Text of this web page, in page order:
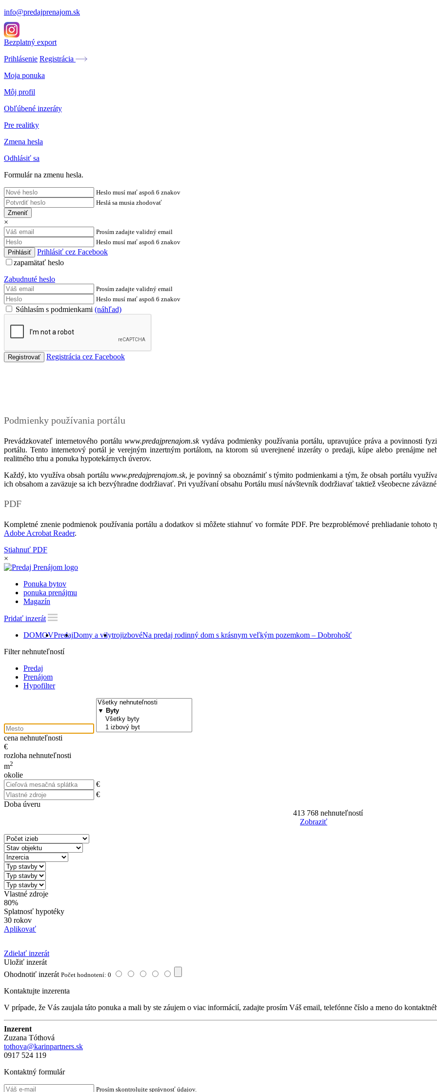
info@predajprenajom.sk
Bezplatný export
Prihlásenie Registrácia
Moja ponuka
Môj profil
Obľúbené inzeráty
Pre realitky
Zmena hesla
Odhlásiť sa
Formulár na zmenu hesla.
Heslo musí mať aspoň 6 znakov
Heslá sa musia zhodovať
Zmeniť
×
Prosím zadajte validný email
Heslo musí mať aspoň 6 znakov
Prihlásiť cez Facebook
zapamätať heslo
Zabudnuté heslo
Prosím zadajte validný email
Heslo musí mať aspoň 6 znakov
Súhlasím s podmienkami (náhľad)
Registrácia cez Facebook
Podmienky používania portálu
Prevádzkovateľ internetového portáluwww.predajprenajom.skvydáva podmienky používania portálu, upravujúce práva a povinnosti
portálu. Tento internetový portál je verejným inzertným portálom, na ktorom sú uverejnené inzeráty o predaji, kúpe alebo prenájme
realitného trhu a ponuka hypotekárnych úverov.
Každý, kto využíva obsah portálu www.predajprenajom.sk, je povinný sa oboznámiť s týmito podmienkami a tým, že obsah portálu
ich obsahom a zaväzuje sa ich bezvýhradne dodržiavať. Pri využívaní obsahu Portálu musí návštevník dodržiavať taktiež všeobecne
PDF
Kompletné znenie podmienok používania portálu a dodatkov si môžete stiahnuť vo formáte PDF. Pre bezproblémové prehliadanie
Adobe Acrobat Reader.
Stiahnuť PDF
×
Ponuka bytov
ponuka prenájmu
Magazín
Pridať inzerát
DOMOVPredajDomy a vilytrojizbovéNa predaj rodinný dom s krásnym veľkým pozemkom – Dobrohošť
Filter nehnuteľností
Predaj
Prenájom
Hypofilter
cena nehnuteľnosti
€
rozloha nehnuteľnosti
m2
okolie
€
€
Doba úveru
413 768nehnuteľností
Zobraziť
Vlastné zdroje
80%
Splatnosť hypotéky
30 rokov
Aplikovať
Zdielať inzerát
Uložiť inzerát
Ohodnotiť inzerát Počet hodnotení: 0
Kontaktujte inzerenta
V prípade, že Vás zaujala táto ponuka a mali by ste záujem o viac informácií, zadajte prosím Váš email, telefónne číslo a meno do
Inzerent
Zuzana Tóthová
tothova@karinpartners.sk
0917 524 119
Kontaktný formulár
Prosím skontrolujte správnosť údajov.